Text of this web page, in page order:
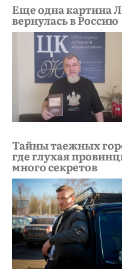
Еще одна картина
вернулась в Россию
Тайны таежных
где глухая
много секретов